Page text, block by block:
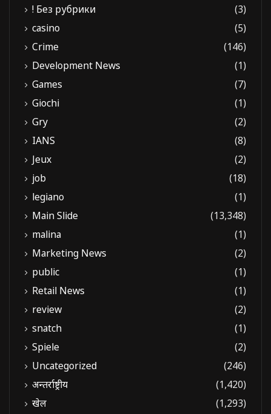
! Без рубрики
(3)
casino
(5)
Crime
(146)
Development News
(1)
Games
(7)
Giochi
(1)
Gry
(2)
IANS
(8)
Jeux
(2)
job
(18)
legiano
(1)
Main Slide
(13,348)
malina
(1)
Marketing News
(2)
public
(1)
Retail News
(1)
review
(2)
snatch
(1)
Spiele
(2)
Uncategorized
(246)
अन्तर्राष्ट्रीय
(1,420)
खेल
(1,293)